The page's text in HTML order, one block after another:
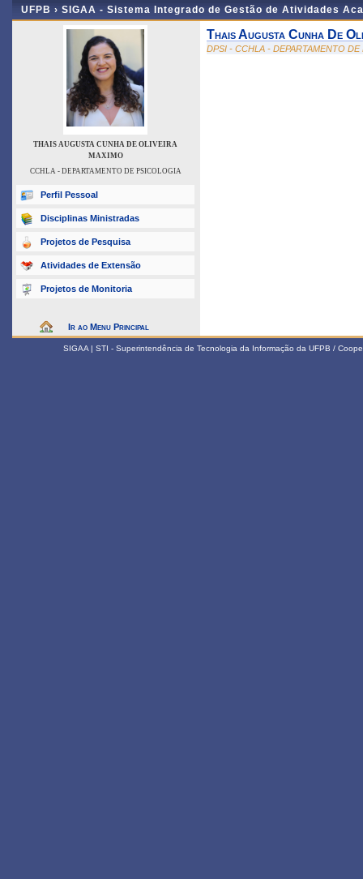
UFPB › SIGAA - Sistema Integrado de Gestão de Atividades
THAIS AUGUSTA CUNHA DE OLIVEIRA
MAXIMO
CCHLA - DEPARTAMENTO DE PSICOLOGIA
Perfil Pessoal
Disciplinas Ministradas
Projetos de Pesquisa
Atividades de Extensão
Projetos de Monitoria
Ir ao Menu Principal
Thais Augusta Cunha De
DPSI - CCHLA - DEPARTAMENTO
SIGAA | STI - Superintendência de Tecnologia da Informação da UFPB /